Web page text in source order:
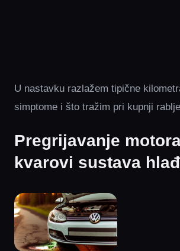
U nastavku razlažem tipične
simptome i što tražim pri kupnji
Pregrijavanje
kvarovi sustava